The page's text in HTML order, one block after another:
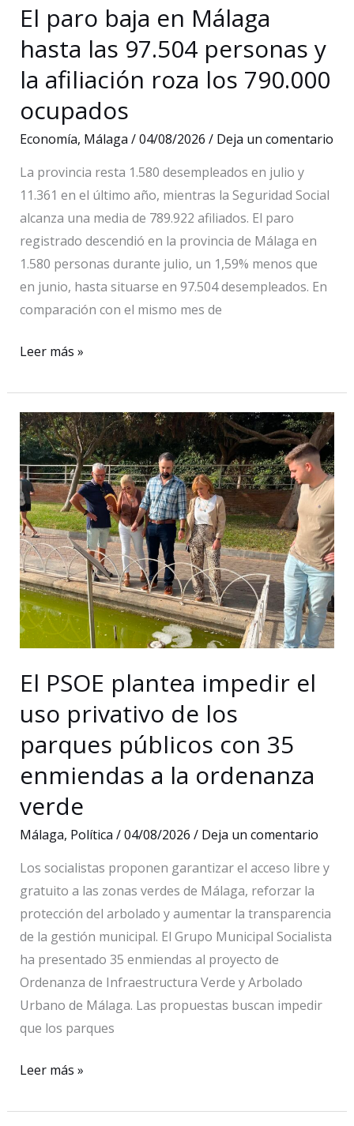
John
Romero
para
octubre
El paro baja en Málaga
hasta las 97.504 personas y
la afiliación roza los 790.000
ocupados
Economía, Málaga /04/08/2026 / Deja un comentario
La provincia resta 1.580 desempleados en julio y
11.361 en el último año, mientras la Seguridad Social
alcanza una media de 789.922 afiliados. El paro
registrado descendió en la provincia de Málaga en
1.580 personas durante julio, un 1,59% menos que
en junio, hasta situarse en 97.504 desempleados. En
comparación con el mismo mes de
El
baja
en
Málaga
hasta
las
97.504
personas
y
la
afiliación
roza
los
790.000
ocupados
Leer más »
El PSOE plantea impedir el
uso privativo de los
parques públicos con 35
enmiendas a la ordenanza
verde
Málaga, Política /04/08/2026 / Deja un comentario
Los socialistas proponen garantizar el acceso libre y
gratuito a las zonas verdes de Málaga, reforzar la
protección del arbolado y aumentar la transparencia
de la gestión municipal. El Grupo Municipal Socialista
ha presentado 35 enmiendas al proyecto de
Ordenanza de Infraestructura Verde y Arbolado
Urbano de Málaga. Las propuestas buscan impedir
que los parques
El
plantea
Leer más »